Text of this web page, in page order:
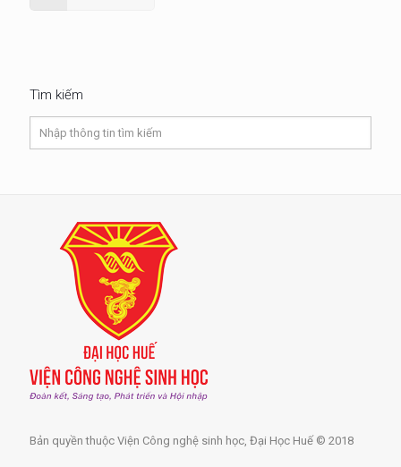
Tìm kiếm
Bản quyền thuộc Viện Công nghệ sinh học, Đại Học Huế © 2018